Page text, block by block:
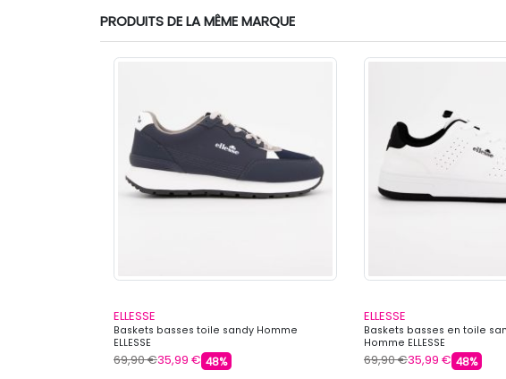
PRODUITS DE LA MÊME MARQUE
ELLESSE
Baskets basses toile sandy Homme
ELLESSE
69,90 €35,99 € 48%
ELLESSE
Baskets basses en toile
Homme ELLESSE
69,90 €35,99 € 48%